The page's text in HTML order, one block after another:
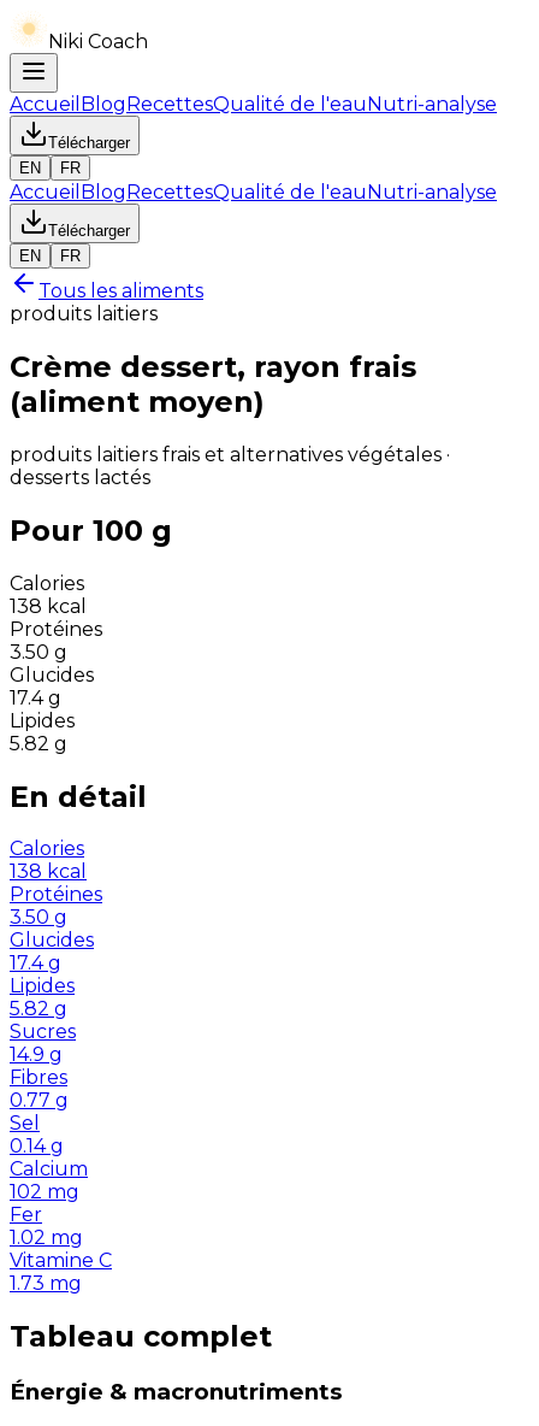
Niki Coach
Accueil BlogRecettesQualité de l'eauNutri-analyse
Télécharger
EN
FR
Accueil BlogRecettesQualité de l'eauNutri-analyse
Télécharger
EN
FR
Tous les aliments
produits laitiers
Crème dessert, rayon frais
(aliment moyen)
produits laitiers frais et alternatives végétales ·
desserts lactés
Pour 100 g
Calories
138 kcal
Protéines
3.50 g
Glucides
17.4 g
Lipides
5.82 g
En détail
Calories
138 kcal
Protéines
3.50 g
Glucides
17.4 g
Lipides
5.82 g
Sucres
14.9 g
Fibres
0.77 g
Sel
0.14 g
Calcium
102 mg
Fer
1.02 mg
Vitamine C
1.73 mg
Tableau complet
Énergie & macronutriments